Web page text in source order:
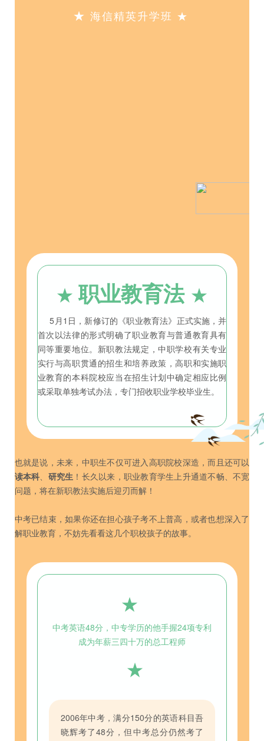
★ 海信精英升学班 ★
★职业教育法 ★
5月1日，新修订的《职业教育法》正式实施，并
首次以法律的形式明确了职业教育与普通教育具有
同等重要地位。新职教法规定，中职学校有关专业
实行与高职贯通的招生和培养政策，高职和实施职
业教育的本科院校应当在招生计划中确定相应比例
或采取单独考试办法，专门招收职业学校毕业生。
也就是说，未来，中职生不仅可进入高职院校深造，而且还可以
读本科
研究生 ！长久以来，职业教育学生上升通道不畅、不宽
问题，将在新职教法实施后迎刃而解！
中考已结束，如果你还在担心孩子考不上普高，或者也想深入了
解职业教育，不妨先看看这几个职校孩子的故事。
★
中考英语48分，中专学历的他手握24项专利
成为年薪三四十万的总工程师
★
2006年中考，满分150分的英语科目吾
晓辉考了48分，但中考总分仍然考了